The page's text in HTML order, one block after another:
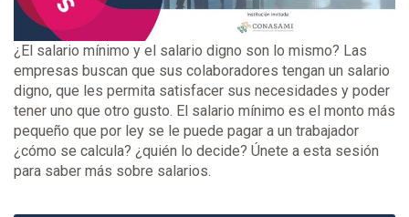
¿El salario mínimo y el salario digno son lo mismo? Las
empresas buscan que sus colaboradores tengan un salario
digno, que les permita satisfacer sus necesidades y poder
tener uno que otro gusto. El salario mínimo es el monto más
pequeño que por ley se le puede pagar a un trabajador
¿cómo se calcula? ¿quién lo decide? Únete a esta sesión
para saber más sobre salarios.